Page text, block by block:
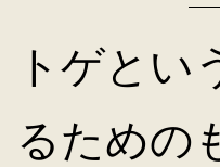
トゲとい
るための